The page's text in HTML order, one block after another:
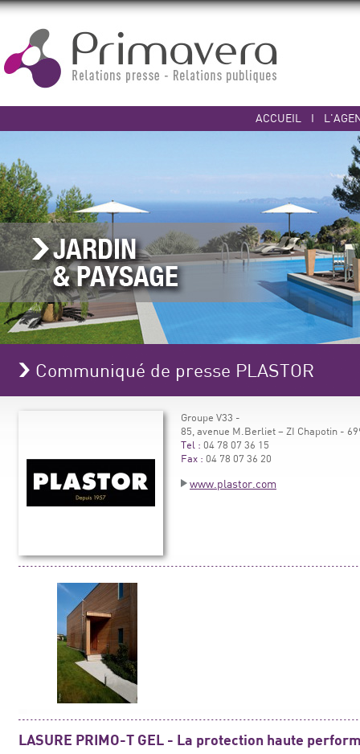
ACCUEIL I
Communiqué de presse PLASTOR
Groupe V33 -
85, avenue M.Berliet – ZI Chapotin -
Tel : 04 78 07 36 15
Fax : 04 78 07 36 20
www.plastor.com
LASURE PRIMO-T GEL - La protection haute